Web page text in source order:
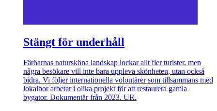
Stängt för underhåll
Färöarnas natursköna landskap lockar allt fler turister, men
några besökare vill inte bara uppleva skönheten, utan också
bidra. Vi följer internationella volontärer som tillsammans med
lokalbor arbetar i olika projekt för att restaurera gamla
bygator. Dokumentär från 2023. UR.